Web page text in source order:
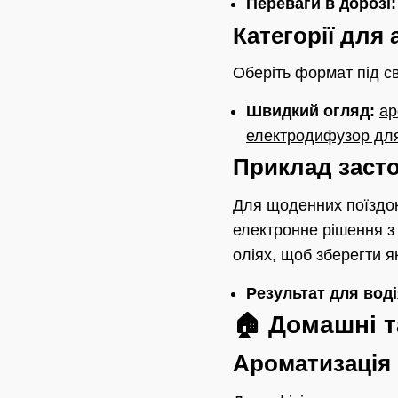
Переваги в дорозі:
Категорії
Оберіть формат під
Швидкий огляд:
електродифузор
Приклад
Для щоденних
електронне рішення
оліях, щоб зберегти
Результат для
🏠 Домашні